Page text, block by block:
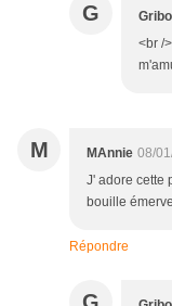
G
<br /
M MAnnie 08/
J' adore cette
bouille
Répondre